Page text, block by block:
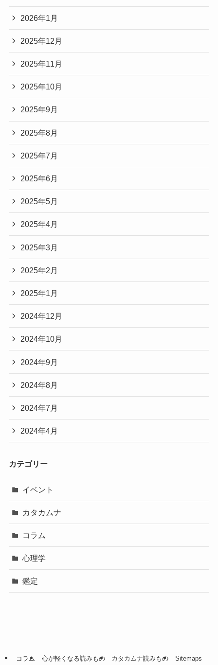
2026年1月
2025年12月
2025年11月
2025年10月
2025年9月
2025年8月
2025年7月
2025年6月
2025年5月
2025年4月
2025年3月
2025年2月
2025年1月
2024年12月
2024年10月
2024年9月
2024年8月
2024年7月
2024年4月
カテゴリー
イベント
カタカムナ
コラム
心理学
鑑定
コラム 心が軽くなる読みもの カタカムナ読みもの Sitemaps